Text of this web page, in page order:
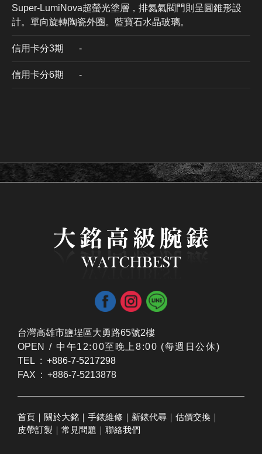
Super-LumiNova超螢光塗層⁠，排氦氣閥門則呈圓錐形設
計⁠。單向旋轉陶瓷外圈。藍寶石水晶玻璃。
信用卡分3期 ​-
信用卡分6期 -
台灣高雄市鹽埕區大勇路65號2樓
OPEN / ​中午12:00至晚上8:00 (每週日公休)
TEL : +886-7-5217298
FAX : +886-7-5213878
首頁 ｜ 關於大銘 ｜ 手錶維修 ｜ 新錶代尋 ｜ 估價交換 ｜
皮帶訂製 ｜ 常見問題 ｜ 聯絡我們